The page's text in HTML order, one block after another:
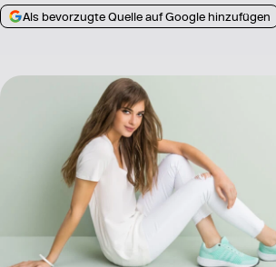
Als bevorzugte Quelle auf Google hinzufügen